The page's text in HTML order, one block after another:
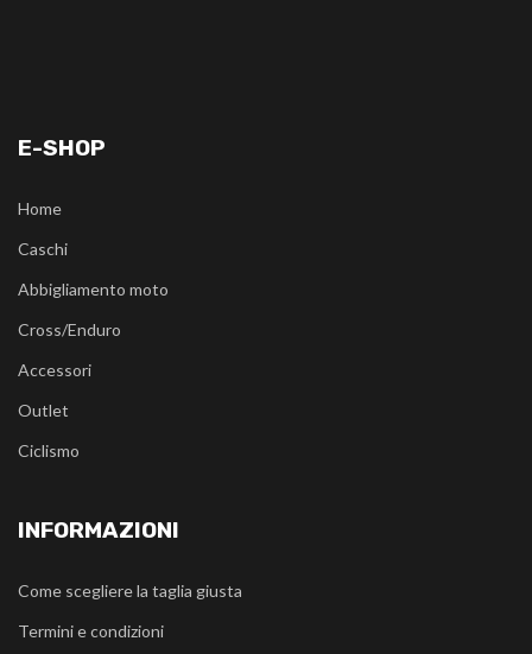
E-SHOP
Home
Caschi
Abbigliamento moto
Cross/Enduro
Accessori
Outlet
Ciclismo
INFORMAZIONI
Come scegliere la taglia giusta
Termini e condizioni